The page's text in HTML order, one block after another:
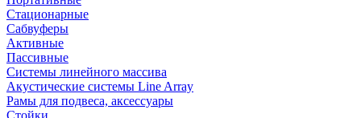
Стационарные
Сабвуферы
Активные
Пассивные
Системы линейного массива
Акустические системы Line Array
Рамы для подвеса, аксессуары
Стойки